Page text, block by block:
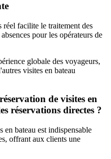
réel facilite le traitement des
pour les opérateurs de
globale des voyageurs,
visites en bateau
de visites en
réservations directes ?
en bateau est indispensable
offrant aux clients une